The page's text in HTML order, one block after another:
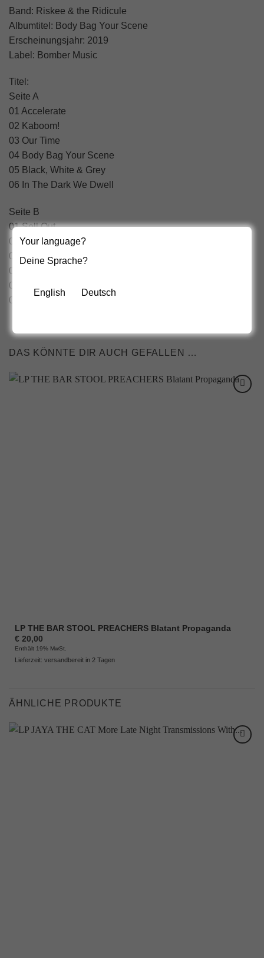
Band: Riskee & the Ridicule
Albumtitel: Body Bag Your Scene
Erscheinungsjahr: 2019
Label: Bomber Music
Titel:
Seite A
01 Accelerate
02 Kaboom!
03 Our Time
04 Body Bag Your Scene
05 Black, White & Grey
06 In The Dark We Dwell
Seite B
01 Sell Out
02 Millwall Brick, Glasgow Kiss
03 Sex
04 Cut Your Theeth
05 For Old Times Sake
06 D.I.Y
DAS KÖNNTE DIR AUCH GEFALLEN …
LP THE BAR STOOL PREACHERS Blatant Propaganda
€20,00
Enthält 19% MwSt.
Lieferzeit: versandbereit in 2 Tagen
ÄHNLICHE PRODUKTE
Your language?
Deine Sprache?
English Deutsch